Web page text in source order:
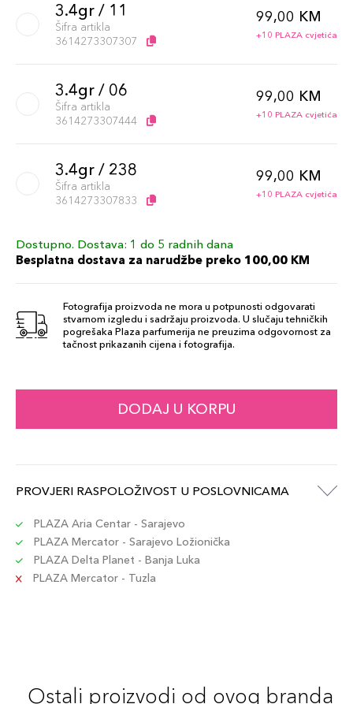
3.4gr / 11
Šifra artikla
3614273307307
99,00 KM
+10 PLAZA cvjetića
3.4gr / 06
Šifra artikla
3614273307444
99,00 KM
+10 PLAZA cvjetića
3.4gr / 238
Šifra artikla
3614273307833
99,00 KM
+10 PLAZA cvjetića
3.4gr / 274
Šifra artikla
99,00 KM
3.4gr / 01
Šifra artikla
99,00 KM
3.4gr / 132
3.4gr / 66
3614273307130
99,00 KM
3.4gr / 368
Šifra artikla
Dostupno. Dostava: 1 do 5 radnih dana
Besplatna dostava za narudžbe preko 100,00 KM
Fotografija proizvoda ne mora u potpunosti odgovarati
stvarnom izgledu i sadržaju proizvoda. U slučaju tehničkih
pogrešaka Plaza parfumerija ne preuzima odgovornost za
tačnost prikazanih cijena i fotografija.
DODAJ U KORPU
PROVJERI RASPOLOŽIVOST U POSLOVNICAMA
PLAZA Aria Centar - Sarajevo
PLAZA Mercator - Sarajevo Ložionička
PLAZA Delta Planet - Banja Luka
PLAZA Mercator - Tuzla
Ostali proizvodi od ovog branda